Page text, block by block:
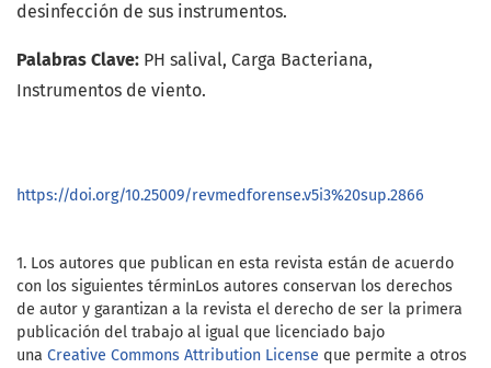
desinfección de sus instrumentos.
Palabras Clave: PH salival, Carga Bacteriana,
Instrumentos de viento.
https://doi.org/10.25009/revmedforense.v5i3%20sup.2866
1. Los autores que publican en esta revista están de acuerdo
con los siguientes términLos autores conservan los derechos
de autor y garantizan a la revista el derecho de ser la primera
publicación del trabajo al igual que licenciado bajo
una Creative Commons Attribution License que permite a otros